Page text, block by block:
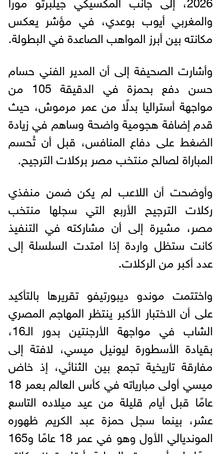
والمغربي أيوب بوعدي، في مؤشر يعكس
مكانته بين أبرز المواهب الصاعدة في البطولة.
وأشارت الصحيفة إلى أن المدير الفني حسام
حسن دفع بحمزة في الدقيقة 105 من
مواجهة أستراليا بدلًا من عمر مرموش، حيث
قدم إضافة هجومية واضحة وساهم في زيادة
الضغط على دفاع المنافس، قبل أن تُحسم
المباراة لصالح منتخب مصر بركلات الترجيح.
وأوضحت أن اللاعب لم يكن ضمن منفذي
ركلات الترجيح الأربع التي سجلها منتخب
مصر، مشيرة إلى أن مشاركته في التنفيذ
كانت ستظل واردة إذا امتدت السلسلة إلى
عدد أكبر من الركلات.
واختتمت موندو ديبورتيفو تقريرها بالتأكيد
على أن الاختبار الأكبر ينتظر المهاجم المصري
الشاب في مواجهة الأرجنتين بدور الـ16،
بقيادة الأسطورة ليونيل ميسي، لافتة إلى
مفارقة تاريخية تجمع بين الثنائي، إذ خاض
ميسي أولى مبارياته في كأس العالم بعمر 18
عامًا قبل أيام قليلة من عيد ميلاده التاسع
عشر، بينما سجل حمزة عبد الكريم ظهوره
المونديالي الأول وهو في عمر 18 عامًا و165